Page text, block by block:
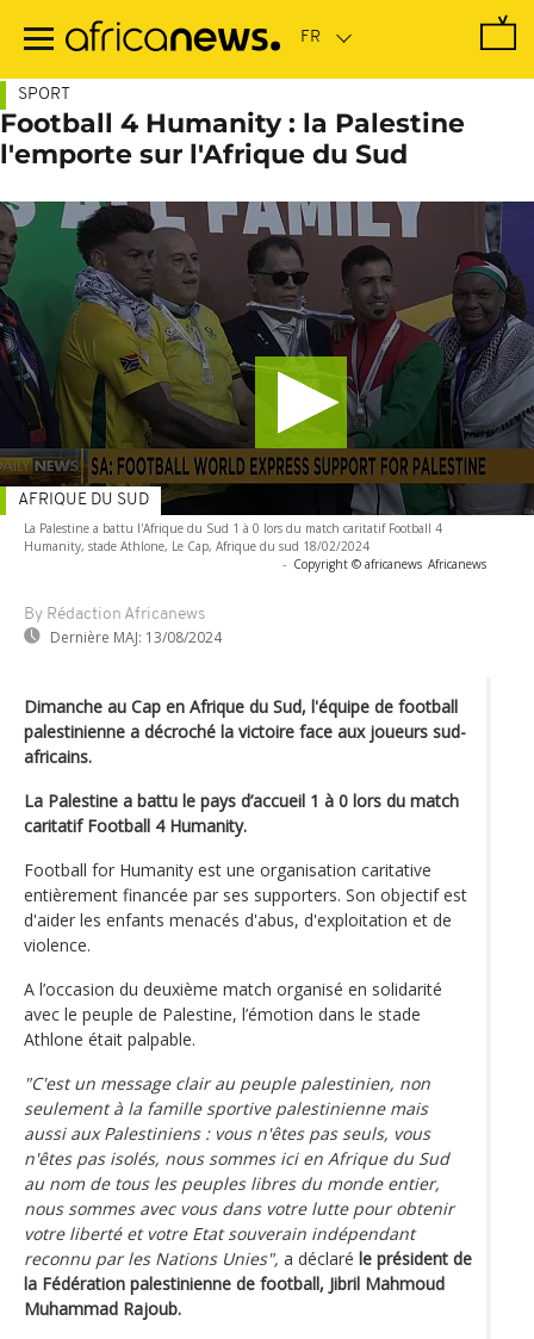
contenu
SPORT
Football 4 Humanity : la Palestine
l'emporte sur l'Afrique du Sud
La Palestine a battu l'Afrique du Sud 1 à 0 lors du match caritatif Football 4
Humanity, stade Athlone, Le Cap, Afrique du sud 18/02/2024
- Copyright © africanews Africanews
By Rédaction Africanews
Dernière MAJ: 13/08/2024
AFRIQUE DU SUD
Dimanche au Cap en Afrique du Sud, l'équipe de football
palestinienne a décroché la victoire face aux joueurs sud-
africains.
La Palestine a battu le pays d’accueil 1 à 0 lors du match
caritatif Football 4 Humanity.
Football for Humanity est une organisation caritative
entièrement financée par ses supporters. Son objectif est
d'aider les enfants menacés d'abus, d'exploitation et de
violence.
A l’occasion du deuxième match organisé en solidarité
avec le peuple de Palestine, l’émotion dans le stade
Athlone était palpable.
"C'est un message clair au peuple palestinien, non
seulement à la famille sportive palestinienne mais
aussi aux Palestiniens : vous n'êtes pas seuls, vous
n'êtes pas isolés, nous sommes ici en Afrique du Sud
au nom de tous les peuples libres du monde entier,
nous sommes avec vous dans votre lutte pour obtenir
votre liberté et votre Etat souverain indépendant
reconnu par les Nations Unies", a déclaré le président de
la Fédération palestinienne de football, Jibril Mahmoud
Muhammad Rajoub.